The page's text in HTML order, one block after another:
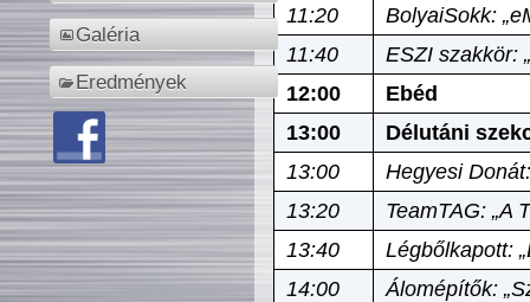
Galéria
Eredmények
11:20
BolyaiSokk:
11:40
ESZI szakkör:
12:00
Ebéd
13:00
Délutáni
13:00
Hegyesi
13:20
TeamTAG: „A
13:40
Légbőlkapott:
14:00
Álomépítők: